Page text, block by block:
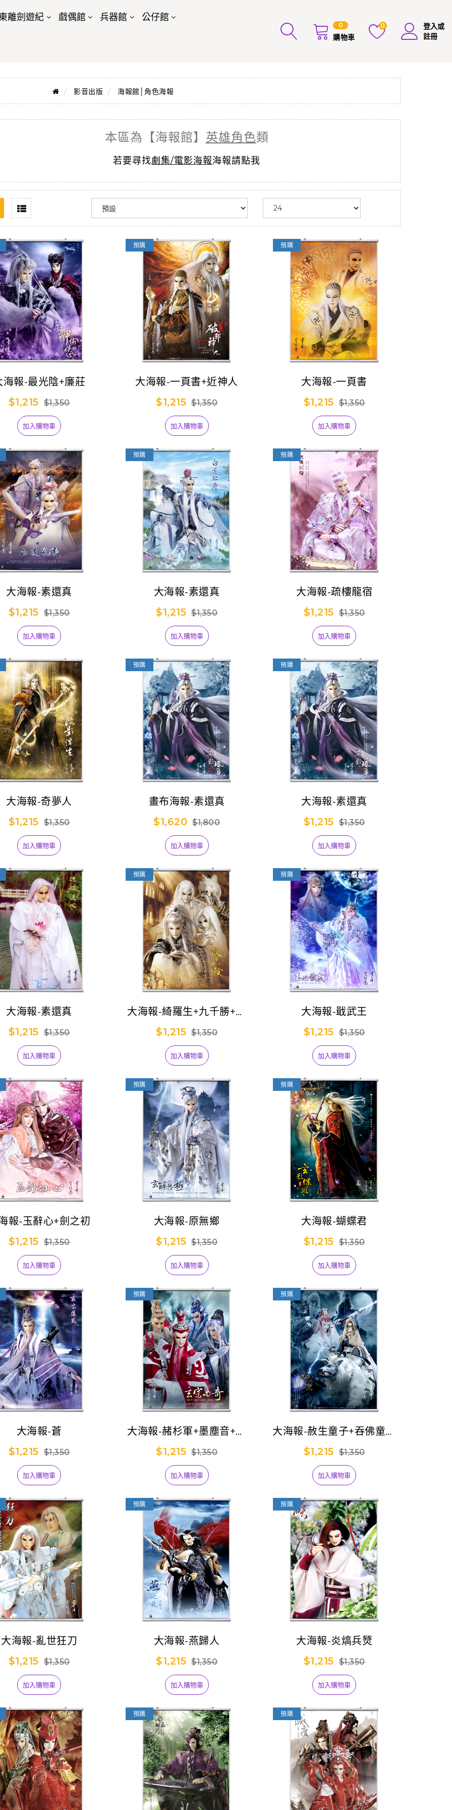
離劍遊紀 戲偶館 兵器館 公仔館
0
購物車
0
登入或
註冊
影音出版 海報館│角色海報
預購】霹靂無雙
激戰天下-天下
亂世狂刀 (已結
台灣搶先賣】
Project》
飾娃-萬軍破
台灣搶先賣】
Thunderbolt
Project》
飾娃-阿契努斯
本區為【海報館】 英雄角色類
若要尋找劇集/電影海報海報請點我
海報-最光陰+廉莊
$1,215 $1,350
加入購物車
預購
大海報-一頁書+近神人
$1,215 $1,350
加入購物車
預購
大海報-一頁書
$1,215 $1,350
加入購物車
大海報-素還真
$1,215 $1,350
加入購物車
預購
大海報-素還真
$1,215 $1,350
加入購物車
預購
大海報-疏樓龍宿
$1,215 $1,350
加入購物車
大海報-奇夢人
$1,215 $1,350
加入購物車
預購
畫布海報-素還真
$1,620 $1,800
加入購物車
預購
大海報-素還真
$1,215 $1,350
加入購物車
大海報-素還真
$1,215 $1,350
加入購物車
預購
大海報-綺羅生+九千勝+最
光陰
$1,215 $1,350
加入購物車
預購
大海報-戢武王
$1,215 $1,350
加入購物車
報-玉辭心+劍之初
$1,215 $1,350
加入購物車
預購
大海報-原無鄉
$1,215 $1,350
加入購物車
預購
大海報-蝴蝶君
$1,215 $1,350
加入購物車
大海報-蒼
$1,215 $1,350
加入購物車
預購
大海報-赭杉軍+墨塵音+金
鎏影+紫荊衣
$1,215 $1,350
加入購物車
預購
大海報-赦生童子+吞佛童子
+元禍天荒+別見狂華
$1,215 $1,350
加入購物車
大海報-亂世狂刀
$1,215 $1,350
加入購物車
預購
大海報-燕歸人
$1,215 $1,350
加入購物車
預購
大海報-炎熇兵燹
$1,215 $1,350
加入購物車
預購 預購